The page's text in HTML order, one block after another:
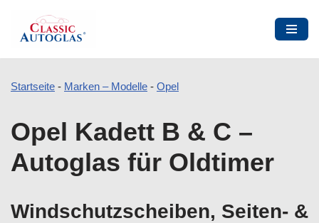
Inhalt
Startseite - Marken – Modelle - Opel
Opel Kadett B & C –
Autoglas für Oldtimer
Windschutzscheiben, Seiten- &